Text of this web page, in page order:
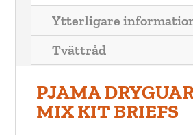
Ytterligare
Tvättråd
PJAMA
MIX KIT BRIEFS